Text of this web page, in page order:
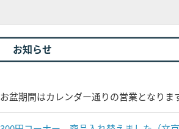
お知らせ
お盆期間はカレンダー通りの営業となりま